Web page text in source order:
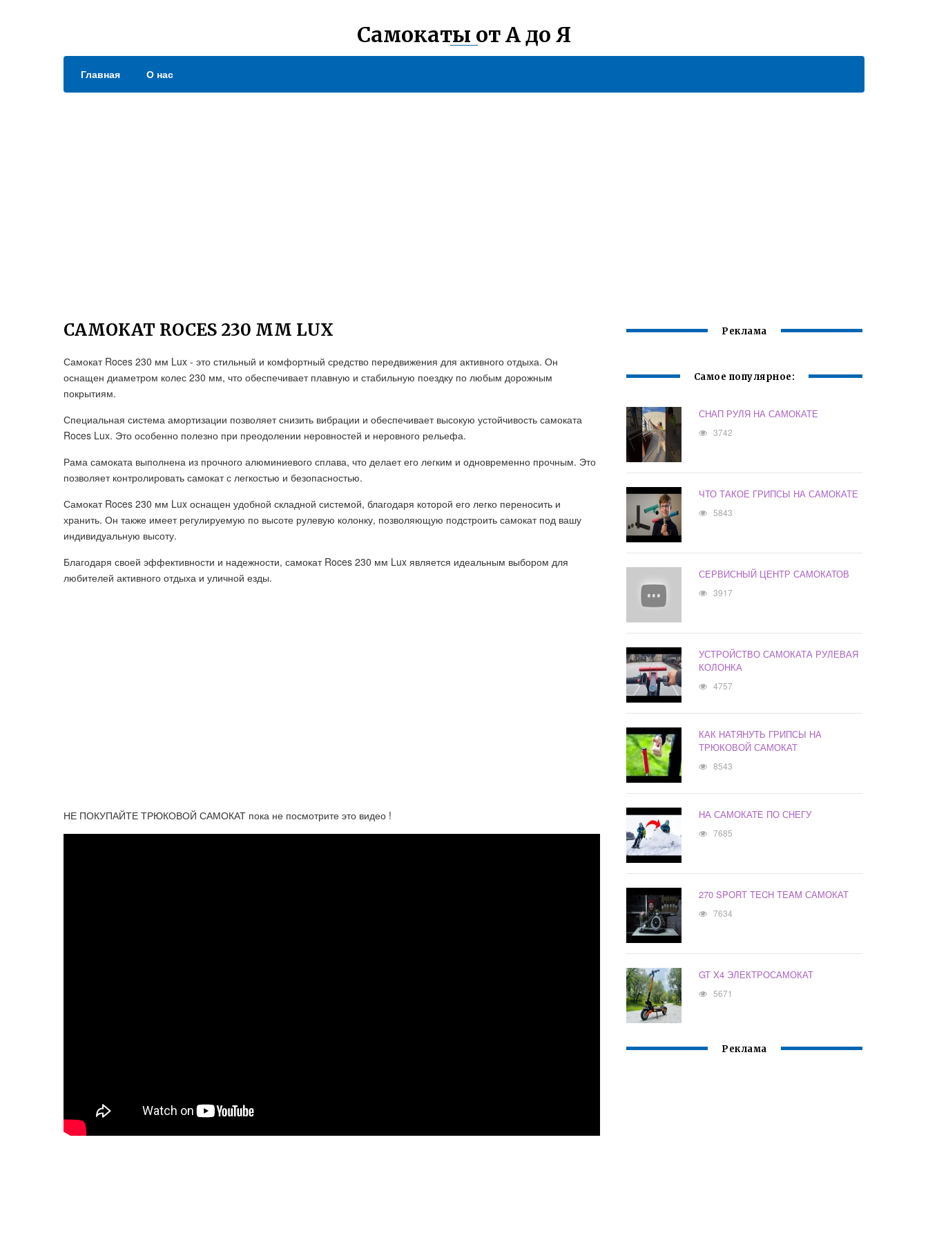
Самокаты от А до Я
Главная О нас
САМОКАТ ROCES 230 ММ LUX
Самокат Roces 230 мм Lux - это стильный и комфортный средство передвижения для активного отдыха. Он
оснащен диаметром колес 230 мм, что обеспечивает плавную и стабильную поездку по любым дорожным
покрытиям.
Специальная система амортизации позволяет снизить вибрации и обеспечивает высокую устойчивость самоката
Roces Lux. Это особенно полезно при преодолении неровностей и неровного рельефа.
Рама самоката выполнена из прочного алюминиевого сплава, что делает его легким и одновременно прочным. Это
позволяет контролировать самокат с легкостью и безопасностью.
Самокат Roces 230 мм Lux оснащен удобной складной системой, благодаря которой его легко переносить и
хранить. Он также имеет регулируемую по высоте рулевую колонку, позволяющую подстроить самокат под вашу
индивидуальную высоту.
Благодаря своей эффективности и надежности, самокат Roces 230 мм Lux является идеальным выбором для
любителей активного отдыха и уличной езды.
НЕ ПОКУПАЙТЕ ТРЮКОВОЙ САМОКАТ пока не посмотрите это видео !
Реклама
Самое популярное:
СНАП РУЛЯ НА САМОКАТЕ
3742
ЧТО ТАКОЕ ГРИПСЫ НА САМОКАТЕ
5843
СЕРВИСНЫЙ ЦЕНТР САМОКАТОВ
3917
УСТРОЙСТВО САМОКАТА РУЛЕВАЯ
КОЛОНКА
4757
КАК НАТЯНУТЬ ГРИПСЫ НА
ТРЮКОВОЙ САМОКАТ
8543
НА САМОКАТЕ ПО СНЕГУ
7685
270 SPORT TECH TEAM САМОКАТ
7634
GT X4 ЭЛЕКТРОСАМОКАТ
5671
Реклама